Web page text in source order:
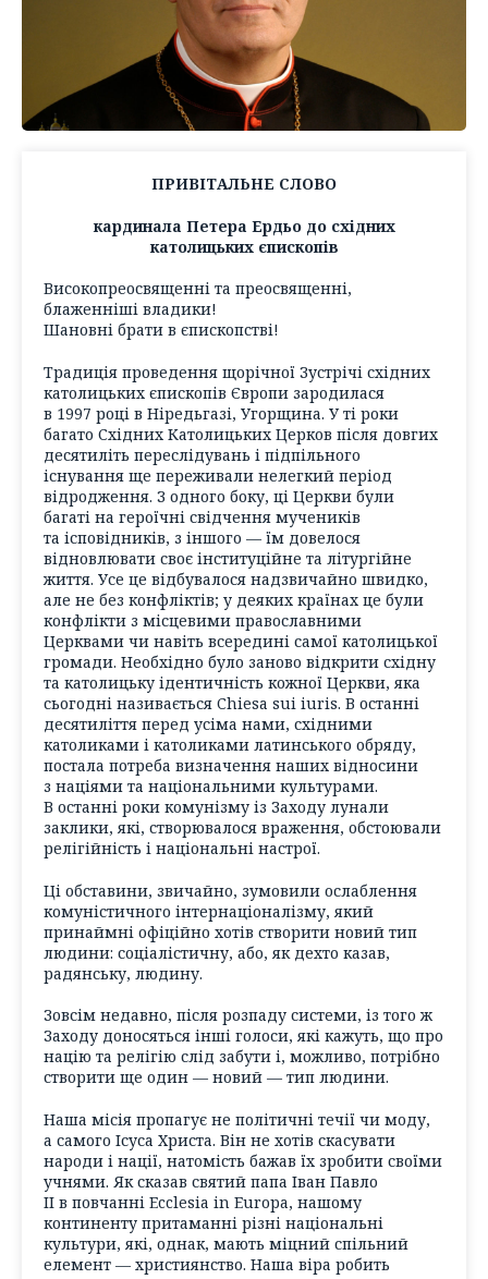
ПРИВІТАЛЬНЕ СЛОВО
кардинала Петера Ердьо до східних
католицьких єпископів
Високопреосвященні та преосвященні,
блаженніші владики!
Шановні брати в єпископстві!
Традиція проведення щорічної Зустрічі східних
католицьких єпископів Європи зародилася
в 1997 році в Ніредьгазі, Угорщина. У ті роки
багато Східних Католицьких Церков після довгих
десятиліть переслідувань і підпільного
існування ще переживали нелегкий період
відродження. З одного боку, ці Церкви були
багаті на героїчні свідчення мучеників
та ісповідників, з іншого — їм довелося
відновлювати своє інституційне та літургійне
життя. Усе це відбувалося надзвичайно швидко,
але не без конфліктів; у деяких країнах це були
конфлікти з місцевими православними
Церквами чи навіть всередині самої католицької
громади. Необхідно було заново відкрити східну
та католицьку ідентичність кожної Церкви, яка
сьогодні називається Chiesa sui iuris. В останні
десятиліття перед усіма нами, східними
католиками і католиками латинського обряду,
постала потреба визначення наших відносини
з націями та національними культурами.
В останні роки комунізму із Заходу лунали
заклики, які, створювалося враження, обстоювали
релігійність і національні настрої.
Ці обставини, звичайно, зумовили ослаблення
комуністичного інтернаціоналізму, який
принаймні офіційно хотів створити новий тип
людини: соціалістичну, або, як дехто казав,
радянську, людину.
Зовсім недавно, після розпаду системи, із того ж
Заходу доносяться інші голоси, які кажуть, що про
націю та релігію слід забути і, можливо, потрібно
створити ще один — новий — тип людини.
Наша місія пропагує не політичні течії чи моду,
а самого Ісуса Христа. Він не хотів скасувати
народи і нації, натомість бажав їх зробити своїми
учнями. Як сказав святий папа Іван Павло
ІІ в повчанні Ecclesia in Europa, нашому
континенту притаманні різні національні
культури, які, однак, мають міцний спільний
елемент — християнство. Наша віра робить